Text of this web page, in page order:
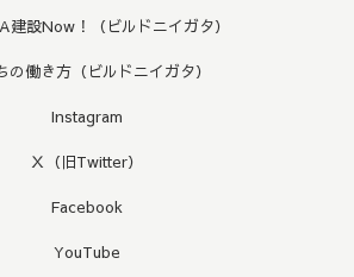
建設Now！（ビルドニイガタ）
の働き方（ビルドニイガタ）
Instagram
Ｘ（旧Twitter）
Facebook
YouTube